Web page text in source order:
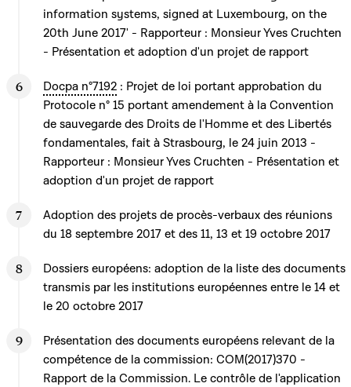
information systems, signed at Luxembourg, on the
20th June 2017' - Rapporteur : Monsieur Yves Cruchten
- Présentation et adoption d'un projet de rapport
Docpa n°7192 : Projet de loi portant approbation du
Protocole n° 15 portant amendement à la Convention
de sauvegarde des Droits de l'Homme et des Libertés
fondamentales, fait à Strasbourg, le 24 juin 2013 -
Rapporteur : Monsieur Yves Cruchten - Présentation et
adoption d'un projet de rapport
Adoption des projets de procès-verbaux des réunions
du 18 septembre 2017 et des 11, 13 et 19 octobre 2017
Dossiers européens: adoption de la liste des documents
transmis par les institutions européennes entre le 14 et
le 20 octobre 2017
Présentation des documents européens relevant de la
compétence de la commission: COM(2017)370 -
Rapport de la Commission. Le contrôle de l'application